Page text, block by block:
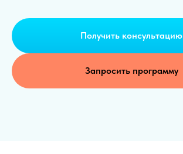
Получить консультацию
Запросить программу